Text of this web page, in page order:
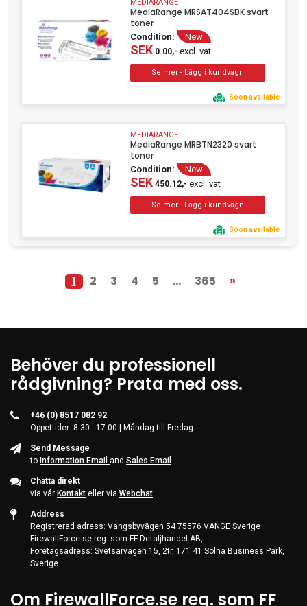
MEDIARANGE
MediaRange MRSAT404SBK svart
toner
Condition: New
SEK0.00,- excl. vat
Soon available
MEDIARANGE
MediaRange MRBTN2320 svart
toner
Condition: New
SEK450.12,- excl. vat
Soon available
1 2 3 4 5 ... 365 »
Behöver du professionell
rådgivning? Prata med oss.
+46 (0) 8517 082 92
Öppettider: 8:30 - 17:00 | Måndag till Fredag
Send Message
to Information Email and Sales Email
Chatta direkt
via vår Kontakt eller via Webchat
Address
Registrerad adress: Vangsbyvägen 54 75576 VÄNGE Sverige
FirewallForce.se reg. som FF Detaljhandel AB,
Företagsadress: Svetsarvägen 15, 2tr, 171 41 Solna Business Park,
Sverige
Om FirewallForce.se reg. som FF